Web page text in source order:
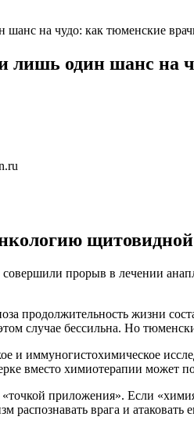
на чудо: как тюменские
лишь один шанс на
прорыв в лечении
продолжительность жизни
случае бессильна. Но
и иммуногистохимическое
вместо химиотерапии может
приложения». Если
распознавать врага и атаковать